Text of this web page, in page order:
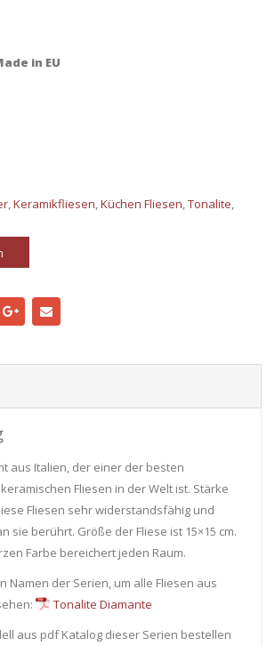
in EU
,Keramikfliesen,Küchen Fliesen,Tonalite,
aus Italien, der einer der besten
Fliesen in der Welt ist. Stärke
Fliesen sehr widerstandsfähig und
sie berührt. Größe der Fliese ist 15×15 cm.
Farbe bereichert jeden Raum.
Namen der Serien, um alle Fliesen ​​aus
Tonalite Diamante
aus pdf Katalog dieser Serien bestellen